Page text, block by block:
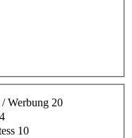
Werbung 20
10